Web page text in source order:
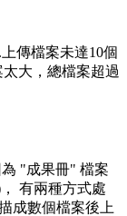
傳檔案未達10個
大，總檔案超過
"成果冊" 檔案
有兩種方式處
成數個檔案後上